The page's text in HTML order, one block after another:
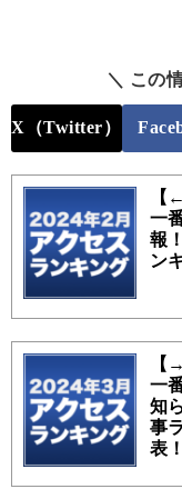
＼ この
X（Twitter）
【
一
報
ン
【
一
知
事
表！